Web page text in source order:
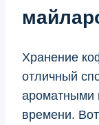
Хранение
отличный
ароматными
времени.